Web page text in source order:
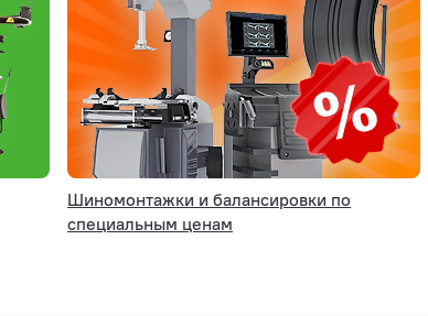
kWt
воздуха, пистолет для подкачки с
Шиномонтажки и балансировки по
специальным ценам